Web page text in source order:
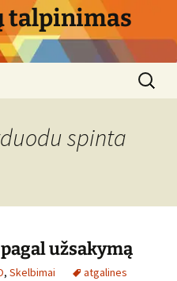
talpinimas
Search
for:
spinta
užsakymą
, Skelbimai
atgalines